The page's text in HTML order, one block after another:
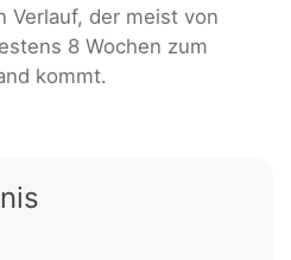
Verlauf, der meist von
8 Wochen zum
kommt.